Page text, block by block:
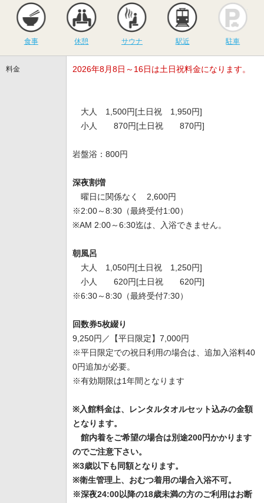
食事 休憩
サウナ
サウナ 駅近 駐車
料金 2026年8月8日～16日は土日祝料金になります。
大人 1,500円[土日祝 1,950円]
小人 870円[土日祝 870円]
岩盤浴：800円
深夜割増
曜日に関係なく 2,600円
※2:00～8:30（最終受付1:00）
※AM 2:00～6:30迄は、入浴できません。
朝風呂
大人 1,050円[土日祝 1,250円]
小人 620円[土日祝 620円]
※6:30～8:30（最終受付7:30）
回数券5枚綴り
9,250円／【平日限定】7,000円
※平日限定での祝日利用の場合は、追加入浴料40
0円追加が必要。
※有効期限は1年間となります
※入館料金は、レンタルタオルセット込みの金額
となります。
館内着をご希望の場合は別途200円かかります
のでご注意下さい。
※3歳以下も同額となります。
※衛生管理上、おむつ着用の場合入浴不可。
※深夜24:00以降の18歳未満の方のご利用はお断